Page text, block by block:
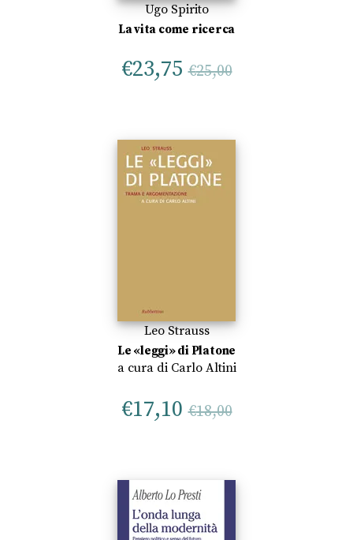
Ugo Spirito
La vita come ricerca
€23,75 €25,00
Leo Strauss
Le «leggi» di Platone
a cura di Carlo Altini
€17,10 €18,00